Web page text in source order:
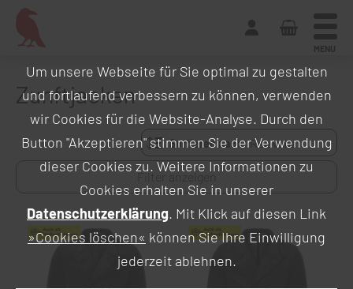
MENU
Zunftjacken
Sortieren nach:
Filter anzeigen
Um unsere Webseite für Sie optimal zu gestalten
und fortlaufend verbessern zu können, verwenden
wir Cookies für die Website-Analyse. Durch den
Button "Akzeptieren" stimmen Sie der Verwendung
dieser Cookies zu. Weitere Informationen zu
Cookies erhalten Sie in unserer
Datenschutzerklärung. Mit Klick auf diesen Link
»Cookies löschen« können Sie Ihre Einwilligung
jederzeit ablehnen.